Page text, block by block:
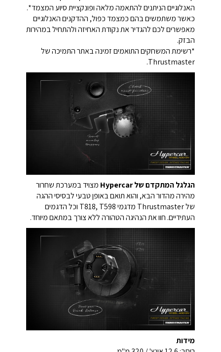
האנלוגיים הניתנים להתאמה מלאה ופונקציית סיוע המצמד*.
כאשר משתמשים בהם כמצמד כפול, ההדקנים האנלוגיים
מאפשרים לכם להגדיר את נקודת האחיזה ולהתחיל במהירות
הבזק.
*רשימת המשחקים התואמים זמינה באתר התמיכה של
Thrustmaster.
הגלגל המתקדם של Hypercar
מצויד במערכת שחרור
מהירה מהדור הבא, והוא תואם באופן טבעי לבסיסי ההגה
של Thrustmaster מדגמי T818, T598 וכל הדגמים
העתידיים. חוו את הנהיגה הטהורה ללא צורך במתאם מיוחד.
מידות